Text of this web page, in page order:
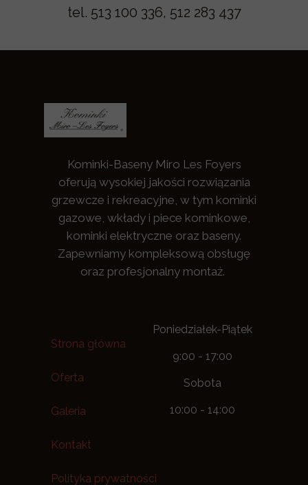
tel. 513 100 336, 512 283 437
Kominki-Baseny Miro Les Foyers
oferują wysokiej jakości rozwiązania
grzewcze i rekreacyjne, w tym kominki
gazowe, wkłady i piece kominkowe,
kominki elektryczne oraz baseny.
Zapewniamy kompleksową obsługę
oraz profesjonalny montaż.
Strona główna
Oferta
Galeria
Kontakt
Polityka prywatności
Poniedziałek-Piątek
9:00 - 17:00
Sobota
10:00 - 14:00